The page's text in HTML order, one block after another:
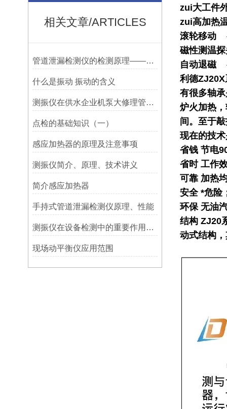
相关文章/ARTICLES
管道泄漏检测仪的检测原理——宁波利德
什么是振动 振动的含义
测振仪在供水企业机泵大修理管理上的应用！！！
点检的基础知识（一）
感应加热器的原理及注意事项
测振仪简介、原理、技术讲义
简介感应加热器
手持式管道泄漏检测仪原理、性能
测振仪在设备检测中的重要作用之简析
现场动平衡仪应用范围
zui大工
zui高加热
滚轮移动
磁性测温
自动退磁
利德
有很多轴
炉火加热
间。至于
现在的技
省钱 节电
省时 工作
可靠 加热
安全 *危险
环保 无油
结构 ZJ20
动式结构